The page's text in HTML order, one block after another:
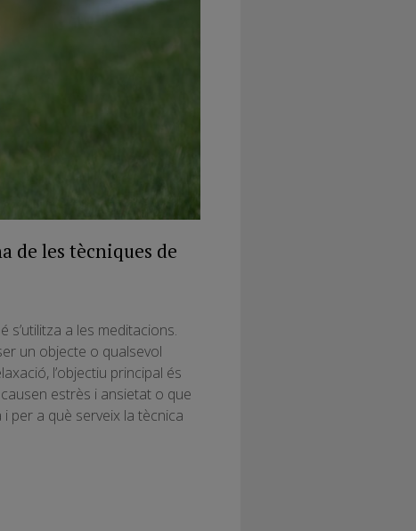
de les tècniques de
s’utilitza a les meditacions.
un objecte o qualsevol
l’objectiu principal és
estrès i ansietat o que
per a què serveix la tècnica